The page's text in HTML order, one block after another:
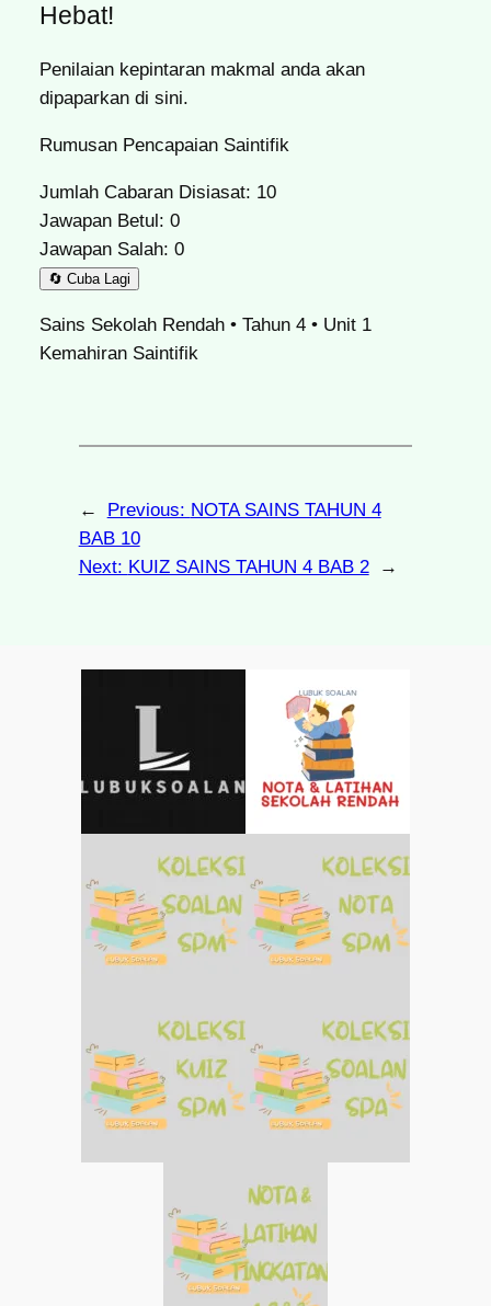
Hebat!
Penilaian kepintaran makmal anda akan
dipaparkan di sini.
Rumusan Pencapaian Saintifik
Jumlah Cabaran Disiasat: 10
Jawapan Betul: 0
Jawapan Salah: 0
🔄 Cuba Lagi
Sains Sekolah Rendah • Tahun 4 • Unit 1
Kemahiran Saintifik
← Previous: NOTA SAINS TAHUN 4
BAB 10
Next: KUIZ SAINS TAHUN 4 BAB 2 →